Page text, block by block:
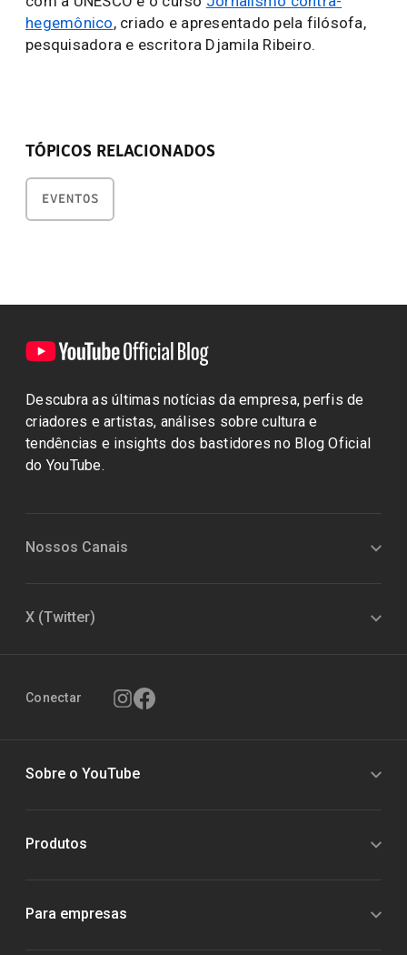
hegemônico, criado e apresentado pela filósofa,
pesquisadora e escritora Djamila Ribeiro.
TÓPICOS RELACIONADOS
EVENTOS
Descubra as últimas notícias da empresa, perfis de
criadores e artistas, análises sobre cultura e
tendências e insights dos bastidores no Blog Oficial
do YouTube.
Nossos Canais
X (Twitter)
Conectar
Sobre o YouTube
Produtos
Para empresas